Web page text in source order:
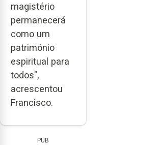
magistério
permanecerá
como um
património
espiritual para
todos",
acrescentou
Francisco.
PUB